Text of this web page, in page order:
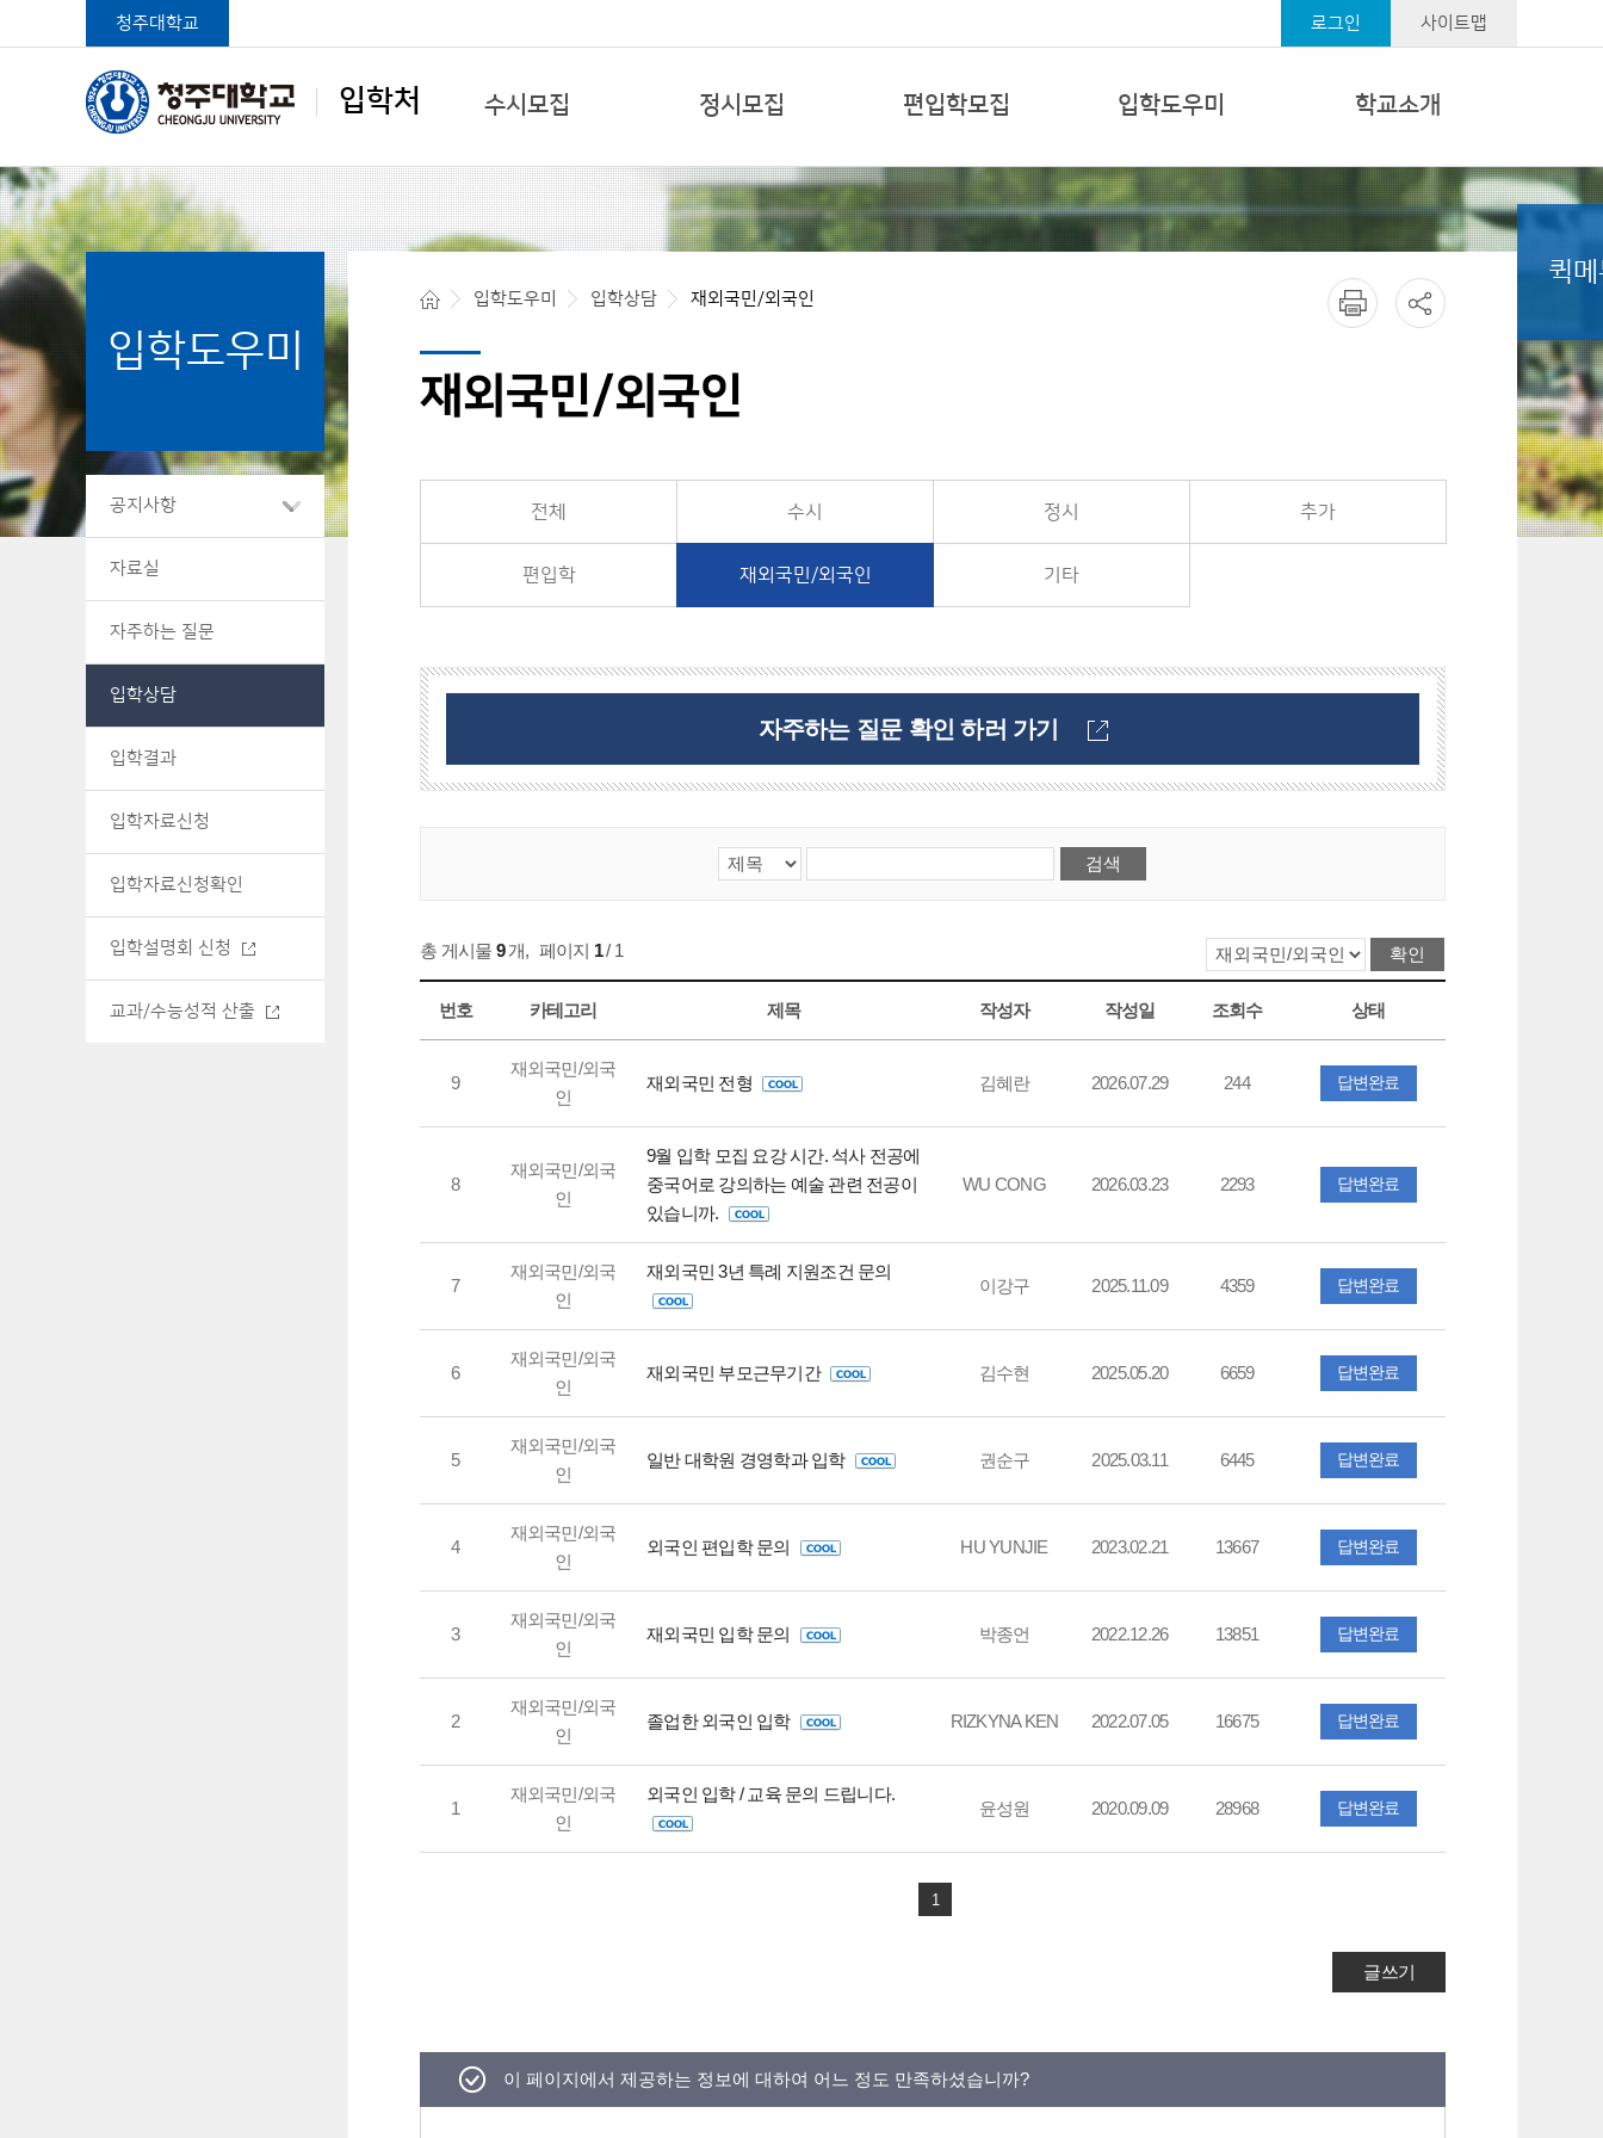
입학처
청주대학교 로그인 사이트맵
학생중심 글로벌대학
청주대학교 입학처
수시모집 정시모집 편입학모집 입학도우미 학교소개
입학도우미
공지사항
자료실
자주하는 질문
입학상담
입학결과
입학자료신청
입학자료신청확인
입학설명회 신청
교과/수능성적 산출
입학도우미 입학상담 재외국민/외국인
재외국민/외국인
전체 수시 정시 추가
편입학 재외국민/외국인 기타
자주하는 질문 확인 하러 가기
총 게시물 9개, 페이지 1/ 1
번호 카테고리 제목 작성자 작성일 조회수 상태
9
재외국민/외국
인
재외국민 전형 김혜란 2026.07.29 244 답변완료
8
재외국민/외국
인
9월 입학 모집 요강 시간. 석사 전공에
중국어로 강의하는 예술 관련 전공이
있습니까.
WU CONG 2026.03.23 2293 답변완료
7
재외국민/외국
인
재외국민 3년 특례 지원조건 문의
이강구 2025.11.09 4359 답변완료
6
재외국민/외국
인
재외국민 부모근무기간 김수현 2025.05.20 6659 답변완료
5
재외국민/외국
인
일반 대학원 경영학과 입학 권순구 2025.03.11 6445 답변완료
4
재외국민/외국
인
외국인 편입학 문의 HU YUNJIE 2023.02.21 13667 답변완료
3
재외국민/외국
인
재외국민 입학 문의 박종언 2022.12.26 13851 답변완료
2
재외국민/외국
인
졸업한 외국인 입학 RIZKYNA KEN 2022.07.05 16675 답변완료
1
재외국민/외국
인
외국인 입학 / 교육 문의 드립니다.
윤성원 2020.09.09 28968 답변완료
1
글쓰기
이 페이지에서 제공하는 정보에 대하여 어느 정도 만족하셨습니까?
퀵